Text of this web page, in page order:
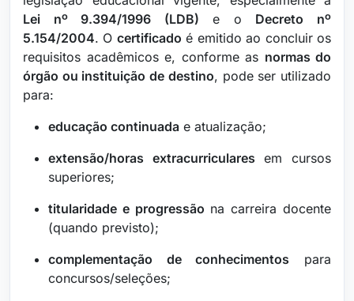
Lei nº 9.394/1996 (LDB) e o Decreto nº
5.154/2004. O certificado é emitido ao concluir os
requisitos acadêmicos e, conforme as normas do
órgão ou instituição de destino, pode ser utilizado
para:
educação continuada e atualização;
extensão/horas extracurriculares em cursos
superiores;
titularidade e progressão na carreira docente
(quando previsto);
complementação de conhecimentos para
concursos/seleções;